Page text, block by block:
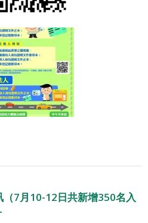
（7月10-12日共新增350名入